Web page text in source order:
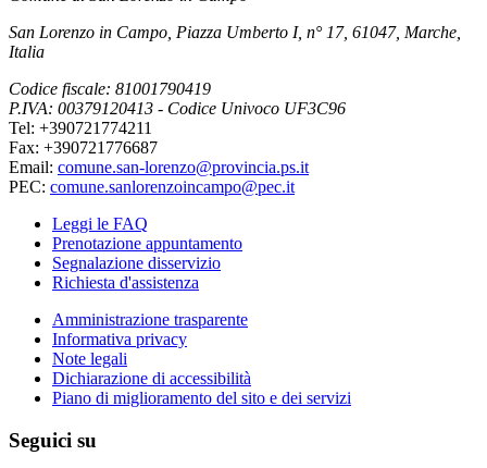
San Lorenzo in Campo, Piazza Umberto I, n° 17, 61047, Marche,
Italia
Codice fiscale: 81001790419
P.IVA: 00379120413 - Codice Univoco UF3C96
Tel: +390721774211
Fax: +390721776687
Email: comune.san-lorenzo@provincia.ps.it
PEC: comune.sanlorenzoincampo@pec.it
Leggi le FAQ
Prenotazione appuntamento
Segnalazione disservizio
Richiesta d'assistenza
Amministrazione trasparente
Informativa privacy
Note legali
Dichiarazione di accessibilità
Piano di miglioramento del sito e dei servizi
Seguici su